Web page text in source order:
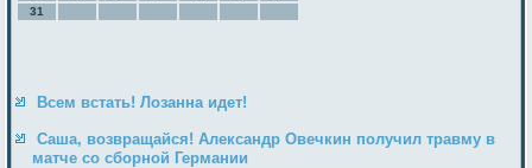
31
Всем встать! Лозанна идет!
Саша, возвращайся! Александр Овечкин получил травму в
матче со сборной Германии